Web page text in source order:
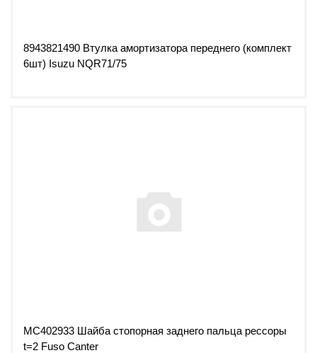
8943821490 Втулка амортизатора переднего (комплект
6шт) Isuzu NQR71/75
MC402933 Шайба стопорная заднего пальца рессоры
t=2 Fuso Canter